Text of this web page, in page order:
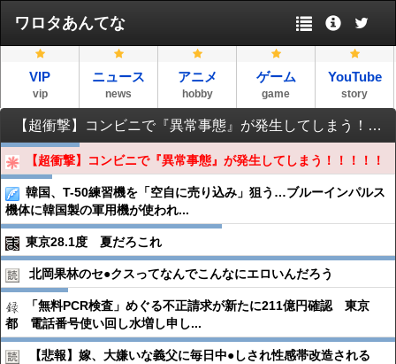
ワロタあんてな
VIP
vip
ニュース
news
アニメ
hobby
ゲーム
game
YouTube
story
【超衝撃】コンビニで『異常事態』が発生してしまう！！！！！
【超衝撃】コンビニで『異常事態』が発生してしまう！！！！！
韓国、T-50練習機を「空自に売り込み」狙う…ブルーインパルス
機体に韓国製の軍用機が使われ...
東京28.1度 夏だろこれ
北岡果林のセ●︎クスってなんでこんなにエロいんだろう
「無料PCR検査」めぐる不正請求が新たに211億円確認 東京
都 電話番号使い回し水増し申し...
【悲報】嫁、大嫌いな義父に毎日中●︎しされ性感帯改造される